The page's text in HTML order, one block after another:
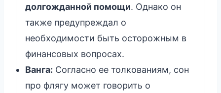
долгожданной помощи. Однако он
также предупреждал о
необходимости быть осторожным в
финансовых вопросах.
Ванга: Согласно ее толкованиям, сон
про флягу может говорить о